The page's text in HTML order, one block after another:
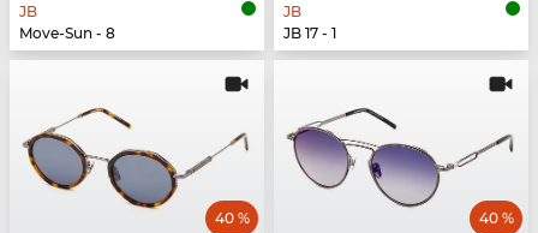
JB
Move-Sun - 8
JB
JB 17 - 1
40 % 40 %